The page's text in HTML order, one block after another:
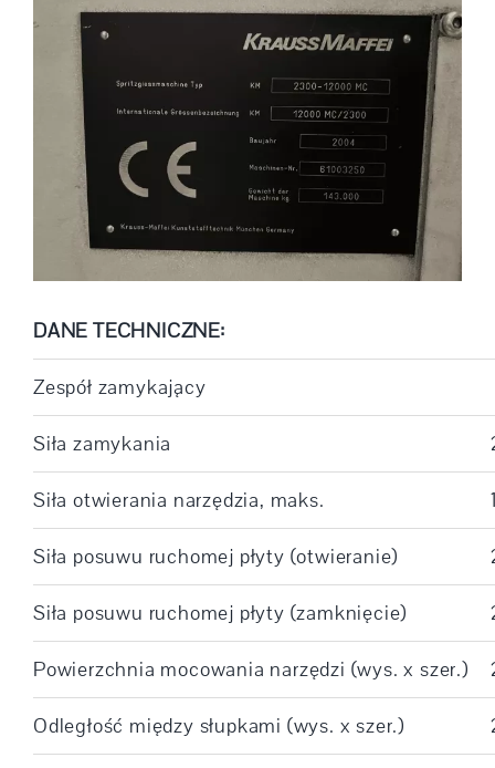
DANE TECHNICZNE:
Zespół zamykający
Siła zamykania
Siła otwierania narzędzia, maks.
Siła posuwu ruchomej płyty (otwieranie)
Siła posuwu ruchomej płyty (zamknięcie)
Powierzchnia mocowania narzędzi (wys. x szer.)
Odległość między słupkami (wys. x szer.)